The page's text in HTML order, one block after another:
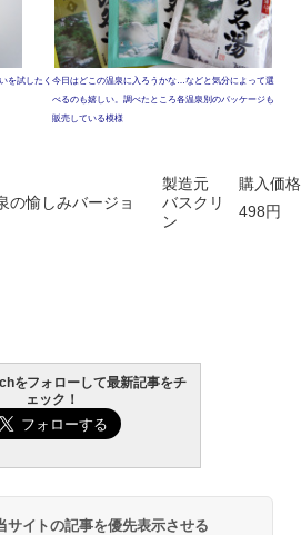
を試したく 今日はどこの温泉に入ろうかな…などと気分によって選
べるのも嬉しい。調べたところ各温泉別のパッケージも
販売している模様
製造元
購入価格
の愉しみバージョ
バスクリ
ン
498円
をフォローして最新記事をチ
ェック！
イトの記事を優先表示させる